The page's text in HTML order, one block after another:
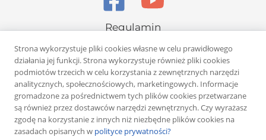
Regulamin
Polityka prywatności
Copyright © 2026 Rafał Żuber
Strona wykorzystuje pliki cookies własne w celu prawidłowego
działania jej funkcji. Strona wykorzystuje również pliki cookies
podmiotów trzecich w celu korzystania z zewnętrznych narzędzi
analitycznych, społecznościowych, marketingowych. Informacje
gromadzone za pośrednictwem tych plików cookies przetwarzane
są również przez dostawców narzędzi zewnętrznych. Czy wyrażasz
zgodę na korzystanie z innych niż niezbędne plików cookies na
zasadach opisanych w polityce prywatności?